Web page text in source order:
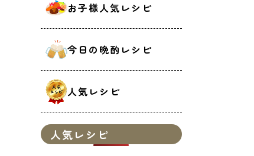
お子様人気レシピ
今日の晩酌レシピ
人気レシピ
人気レシピ